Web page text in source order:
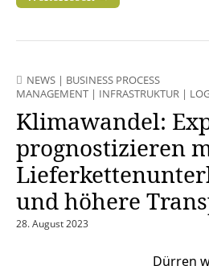
NEWS | BUSINESS PROCESS
MANAGEMENT | INFRASTRUKTUR |
Klimawandel:
prognostizieren
und höhere
28. August 2023
Dürren